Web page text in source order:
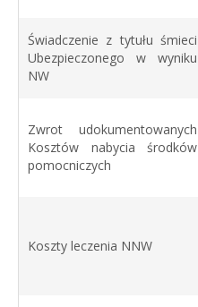
Świadczenie z tytułu śmieci
Ubezpieczonego w wyniku
NW
Zwrot udokumentowanych
Kosztów nabycia środków
pomocniczych
Koszty leczenia NNW